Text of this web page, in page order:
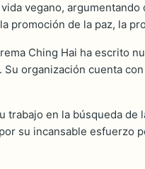
vegano,
promoción de la paz, la
Ching Hai ha escrito
Su organización cuenta
trabajo en la búsqueda
su incansable